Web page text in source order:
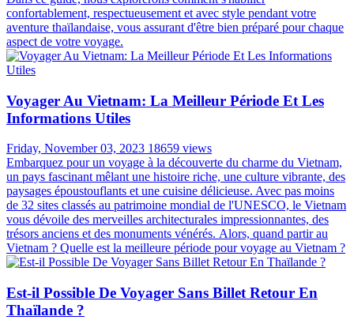
confortablement, respectueusement et avec style pendant votre
aventure thaïlandaise, vous assurant d'être bien préparé pour chaque
aspect de votre voyage.
Voyager Au Vietnam: La Meilleur Période Et Les
Informations Utiles
Friday, November 03, 2023 18659 views
Embarquez pour un voyage à la découverte du charme du Vietnam,
un pays fascinant mêlant une histoire riche, une culture vibrante, des
paysages époustouflants et une cuisine délicieuse. Avec pas moins
de 32 sites classés au patrimoine mondial de l'UNESCO, le Vietnam
vous dévoile des merveilles architecturales impressionnantes, des
trésors anciens et des monuments vénérés. Alors, quand partir au
Vietnam ? Quelle est la meilleure période pour voyage au Vietnam ?
Est-il Possible De Voyager Sans Billet Retour En
Thaïlande ?